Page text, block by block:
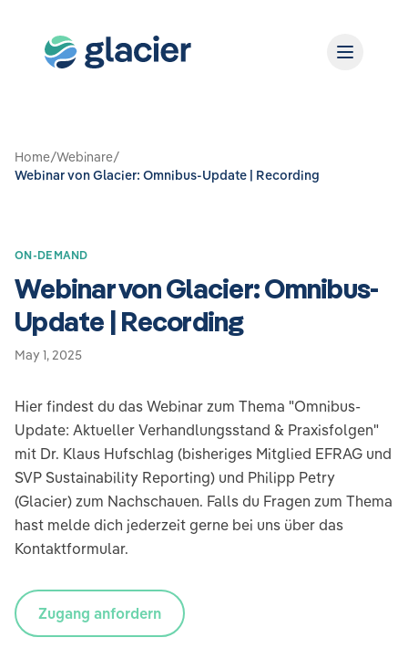
Home/Webinare/
Webinar von Glacier: Omnibus-Update | Recording
ON-DEMAND
Webinar von Glacier: Omnibus-
Update | Recording
May 1, 2025
Hier findest du das Webinar zum Thema "Omnibus-
Update: Aktueller Verhandlungsstand & Praxisfolgen"
mit Dr. Klaus Hufschlag (bisheriges Mitglied EFRAG und
SVP Sustainability Reporting) und Philipp Petry
(Glacier) zum Nachschauen. Falls du Fragen zum Thema
hast melde dich jederzeit gerne bei uns über das
Kontaktformular.
Zugang anfordern